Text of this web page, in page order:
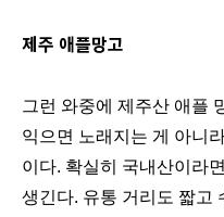
제주 애플망고
그런 와중에 제주산 애플
익으면 노래지는 게 아니
이다. 확실히 국내산이라
생긴다. 유통 거리도 짧고